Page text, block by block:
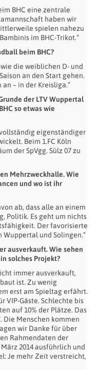
BHC eine zentrale
haben wir
spielen nahezu
im BHC-Trikot.“
beim BHC?
die weiblichen D- und
an den Start gehen.
– in der Kreisliga.“
der LTV Wuppertal
so etwas wie
vollständig eigenständiger
Beim 1.FC Köln
der SpVgg. Sülz 07 zu
Mehrzweckhalle. Wie
und wo ist ihr
ab, dass alle an einem
Politik. Es geht um nichts
Der favorisierte
und Solingen.“
ausverkauft. Wie sehen
solches Projekt?
immer ausverkauft,
ist. Zu wenig
erst am Spieltag erfährt.
VIP-Gäste. Schlechte bis
auf 10% der Plätze. Das
Die Menschen kommen
wir Danke für über
Rahmendaten der
2014 ausführlich und
Je mehr Zeit verstreicht,